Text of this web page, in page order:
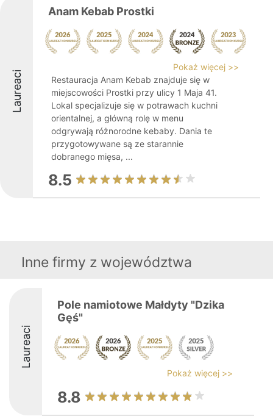
Laureaci
Anam Kebab Prostki
Pokaż więcej >>
Restauracja Anam Kebab znajduje się w
miejscowości Prostki przy ulicy 1 Maja 41.
Lokal specjalizuje się w potrawach kuchni
orientalnej, a główną rolę w menu
odgrywają różnorodne kebaby. Dania te
przygotowywane są ze starannie
dobranego mięsa, ...
8.5
Inne firmy z województwa
Laureaci
Pole namiotowe Małdyty "Dzika
Gęś"
Pokaż więcej >>
8.8